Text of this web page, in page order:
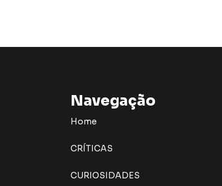
Navegação
Home
CRÍTICAS
CURIOSIDADES